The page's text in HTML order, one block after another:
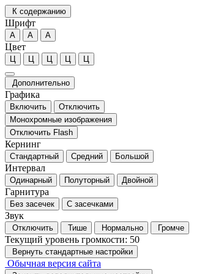
К содержанию
Шрифт
А А А
Цвет
Ц Ц Ц Ц Ц
Дополнительно
Графика
Включить
Отключить
Монохромные изображения
Отключить Flash
Кернинг
Стандартный Средний Большой
Интервал
Одинарный Полуторный Двойной
Гарнитура
Без засечек С засечками
Звук
Отключить Тише Нормально Громче
Текущий уровень громкости: 50
Вернуть стандартные настройки
Обычная версия сайта